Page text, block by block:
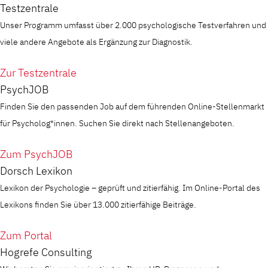
Testzentrale
Unser Programm umfasst über 2.000 psychologische Testverfahren und
viele andere Angebote als Ergänzung zur Diagnostik.
Zur Testzentrale
PsychJOB
Finden Sie den passenden Job auf dem führenden Online-Stellenmarkt
für Psycholog*innen. Suchen Sie direkt nach Stellenangeboten.
Zum PsychJOB
Dorsch Lexikon
Lexikon der Psychologie – geprüft und zitierfähig. Im Online-Portal des
Lexikons finden Sie über 13.000 zitierfähige Beiträge.
Zum Portal
Hogrefe Consulting